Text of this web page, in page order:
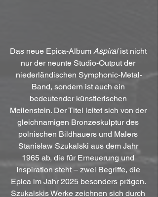
Das neue Epica-Album Aspiral ist nicht
nur der neunte Studio-Output der
niederländischen Symphonic-Metal-
Band, sondern ist auch ein
bedeutender künstlerischen
Meilenstein. Der Titel leitet sich von der
gleichnamigen Bronzeskulptur des
polnischen Bildhauers und Malers
Stanisław Szukalski aus dem Jahr
1965 ab, die für Erneuerung und
Inspiration steht – zwei Begriffe, die
Epica im Jahr 2025 besonders prägen.
Szukalskis Werke zeichnen sich durch